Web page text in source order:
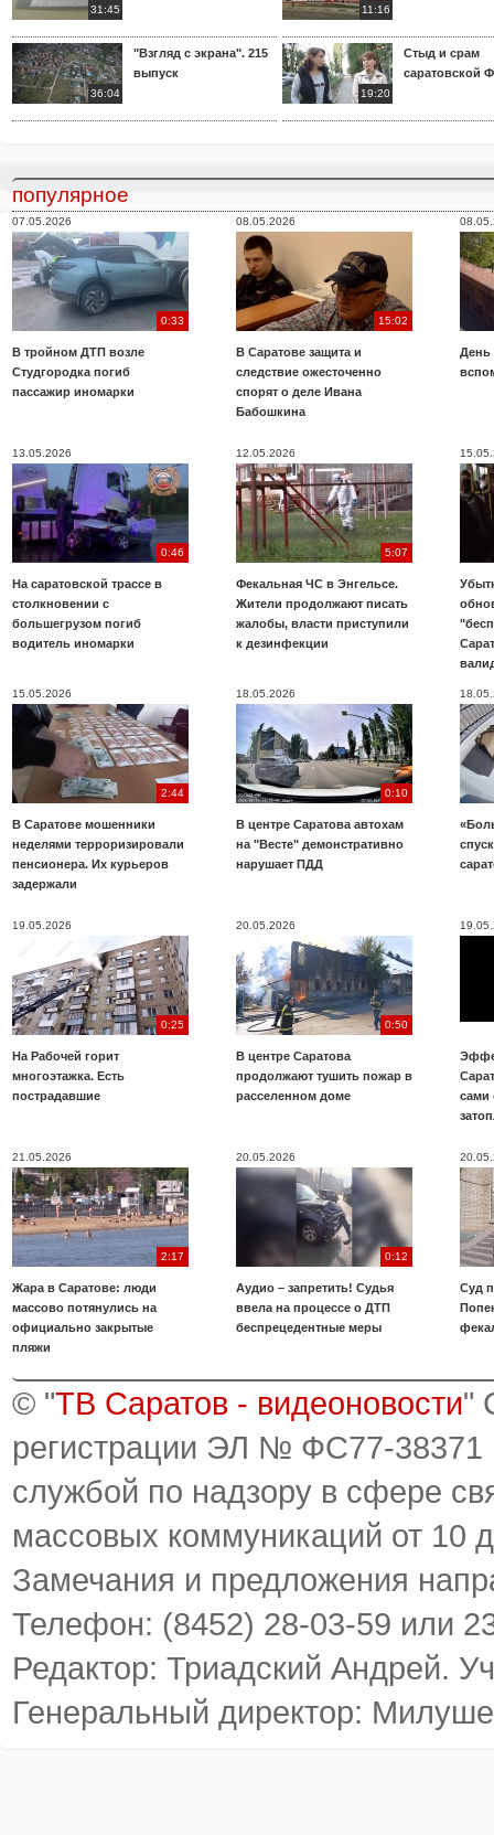
31:45
36:04
"Взгляд с экрана". 215
выпуск
11:16
19:20
Стыд и срам
саратовской
популярное
07.05.2026
0:33
В тройном ДТП возле
Студгородка погиб
пассажир иномарки
08.05.2026
15:02
В Саратове защита и
следствие ожесточенно
спорят о деле Ивана
Бабошкина
День
13.05.2026
0:46
На саратовской трассе в
столкновении с
большегрузом погиб
водитель иномарки
12.05.2026
5:07
Фекальная ЧС в Энгельсе.
Жители продолжают писать
жалобы, власти приступили
к дезинфекции
15.05.2026
2:44
В Саратове мошенники
неделями терроризировали
пенсионера. Их курьеров
задержали
18.05.2026
0:10
В центре Саратова автохам
на "Весте" демонстративно
нарушает ПДД
19.05.2026
0:25
На Рабочей горит
многоэтажка. Есть
пострадавшие
20.05.2026
0:50
В центре Саратова
продолжают тушить пожар в
расселенном доме
сами
21.05.2026
2:17
Жара в Саратове: люди
массово потянулись на
официально закрытые
пляжи
20.05.2026
0:12
Аудио – запретить! Судья
ввела на процессе о ДТП
беспрецедентные меры
Суд
© "ТВ Саратов - видеоновости"
регистрации ЭЛ № ФС77-38371
службой по надзору в сфере
массовых коммуникаций от 10
Замечания и предложения
Телефон: (8452) 28-03-59 или
Редактор: Триадский Андрей.
Генеральный директор: